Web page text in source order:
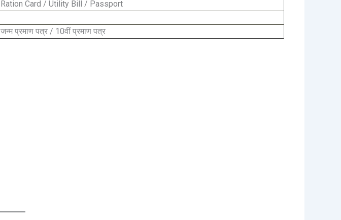
Ration Card / Utility Bill / Passport
जन्म प्रमाण पत्र / 10वीं प्रमाण पत्र